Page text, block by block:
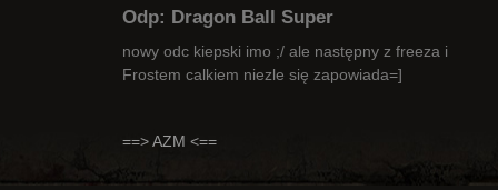
Odp: Dragon Ball Super
nowy odc kiepski imo ;/ ale następny z freeza i
Frostem calkiem niezle się zapowiada=]
==> AZM <==